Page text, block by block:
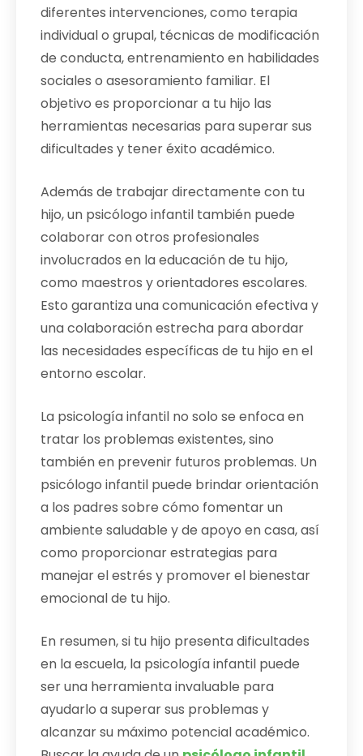
diferentes intervenciones, como terapia
individual o grupal, técnicas de modificación
de conducta, entrenamiento en habilidades
sociales o asesoramiento familiar. El
objetivo es proporcionar a tu hijo las
herramientas necesarias para superar sus
dificultades y tener éxito académico.
Además de trabajar directamente con tu
hijo, un psicólogo infantil también puede
colaborar con otros profesionales
involucrados en la educación de tu hijo,
como maestros y orientadores escolares.
Esto garantiza una comunicación efectiva y
una colaboración estrecha para abordar
las necesidades específicas de tu hijo en el
entorno escolar.
La psicología infantil no solo se enfoca en
tratar los problemas existentes, sino
también en prevenir futuros problemas. Un
psicólogo infantil puede brindar orientación
a los padres sobre cómo fomentar un
ambiente saludable y de apoyo en casa, así
como proporcionar estrategias para
manejar el estrés y promover el bienestar
emocional de tu hijo.
En resumen, si tu hijo presenta dificultades
en la escuela, la psicología infantil puede
ser una herramienta invaluable para
ayudarlo a superar sus problemas y
alcanzar su máximo potencial académico.